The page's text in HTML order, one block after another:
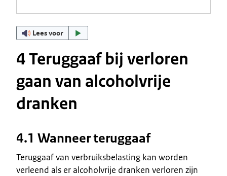
Lees voor
4 Teruggaaf bij verloren
gaan van alcoholvrije
dranken
4.1 Wanneer teruggaaf
Teruggaaf van verbruiksbelasting kan worden
verleend als er alcoholvrije dranken verloren zijn